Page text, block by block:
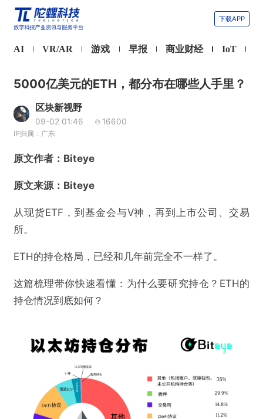
下载APP
AI VR/AR 游戏 早报 商业财经 IoT
5000亿美元的ETH，都分布在哪些人手里？
区块新视野
09-02 01:46 16600
IP归属：广东
原文作者：Biteye
原文来源：Biteye
从现货ETF，到基金会与V神，再到上市公司、交易
所。
ETH的持仓格局，已经和几年前完全不一样了。
这篇梳理带你快速看懂：为什么要研究持仓？ETH的
持仓情况到底如何？